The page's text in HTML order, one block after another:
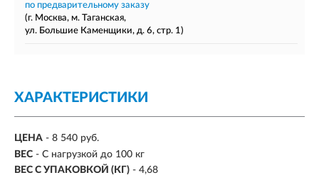
по предварительному заказу
(г. Москва, м. Таганская,
ул. Большие Каменщики, д. 6, стр. 1)
ХАРАКТЕРИСТИКИ
ЦЕНА - 8 540 руб.
ВЕС - С нагрузкой до 100 кг
ВЕС С УПАКОВКОЙ (КГ) - 4,68